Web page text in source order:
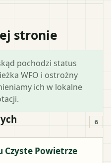
stronie
pochodzi status
WFO i ostrożny
ich w lokalne
6
Powietrze